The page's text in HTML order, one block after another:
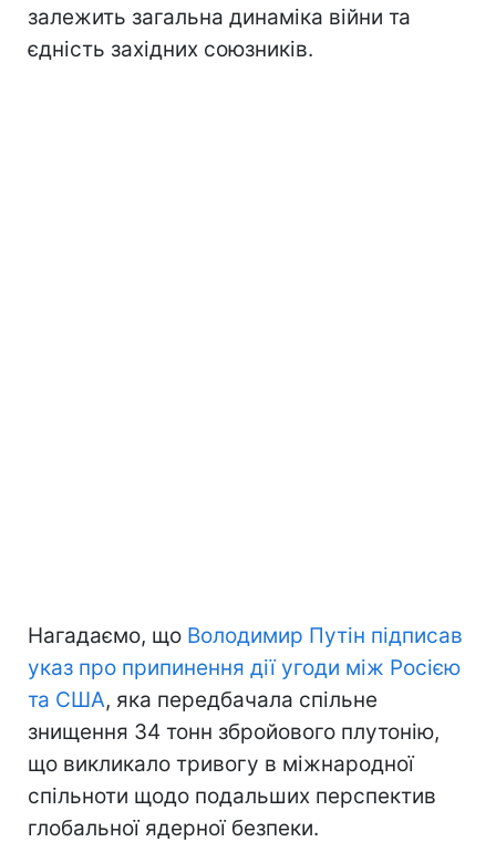
залежить загальна динаміка війни та
єдність західних союзників.
Нагадаємо, що Володимир Путін підписав
указ про припинення дії угоди між Росією
та США, яка передбачала спільне
знищення 34 тонн збройового плутонію,
що викликало тривогу в міжнародної
спільноти щодо подальших перспектив
глобальної ядерної безпеки.